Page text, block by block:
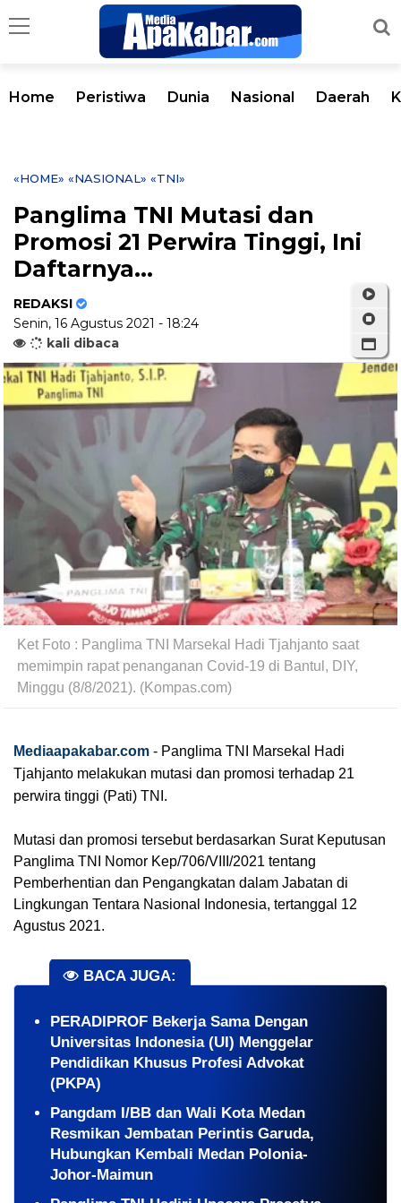
Home Peristiwa Dunia Nasional Daerah
«HOME» «NASIONAL» «TNI»
Panglima TNI Mutasi dan
Promosi 21 Perwira Tinggi, Ini
Daftarnya…
REDAKSI
Senin, 16 Agustus 2021 - 18:24
kali dibaca
Ket Foto : Panglima TNI Marsekal Hadi Tjahjanto saat
memimpin rapat penanganan Covid-19 di Bantul, DIY,
Minggu (8/8/2021). (Kompas.com)
Mediaapakabar.com - Panglima TNI Marsekal Hadi
Tjahjanto melakukan mutasi dan promosi terhadap 21
perwira tinggi (Pati) TNI.
Mutasi dan promosi tersebut berdasarkan Surat Keputusan
Panglima TNI Nomor Kep/706/VIII/2021 tentang
Pemberhentian dan Pengangkatan dalam Jabatan di
Lingkungan Tentara Nasional Indonesia, tertanggal 12
Agustus 2021.
BACA JUGA:
PERADIPROF Bekerja Sama Dengan
Universitas Indonesia (UI) Menggelar
Pendidikan Khusus Profesi Advokat
(PKPA)
Pangdam I/BB dan Wali Kota Medan
Resmikan Jembatan Perintis Garuda,
Hubungkan Kembali Medan Polonia-
Johor-Maimun